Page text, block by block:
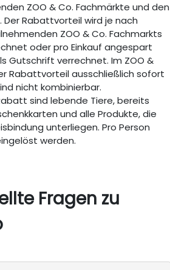
ZOO & Co. Fachmärkte und den
Der Rabattvorteil wird je nach
ZOO & Co. Fachmarkts
oder pro Einkauf angespart
Gutschrift verrechnet. Im ZOO &
Rabattvorteil ausschließlich sofort
nicht kombinierbar.
sind lebende Tiere, bereits
und alle Produkte, die
unterliegen. Pro Person
werden.
Fragen zu